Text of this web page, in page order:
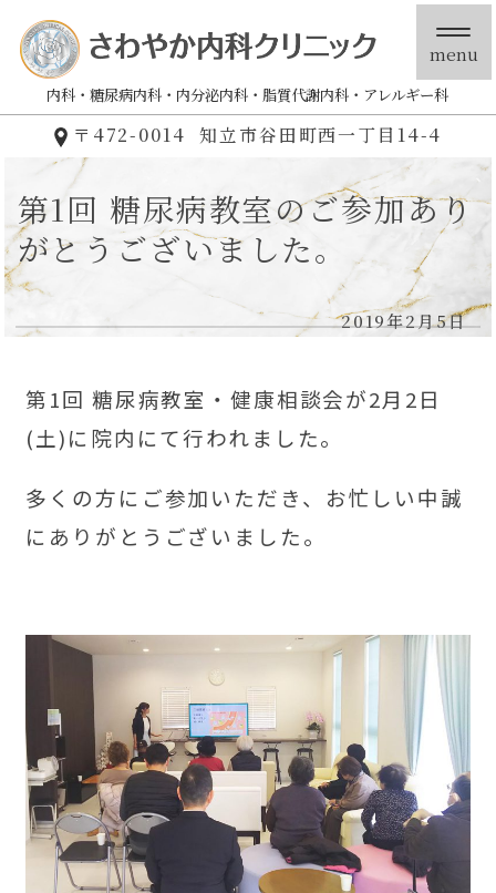
内科 糖尿病内科 内分泌内科 脂質代謝内科 アレルギー科
〒472-0014 知立市谷田町西一丁目14-4
menu
第1回 糖尿病教室のご参加あり
がとうございました。
2019年2月5日
第1回 糖尿病教室・健康相談会が2月2日
(土)に院内にて行われました。
多くの方にご参加いただき、お忙しい中誠
にありがとうございました。